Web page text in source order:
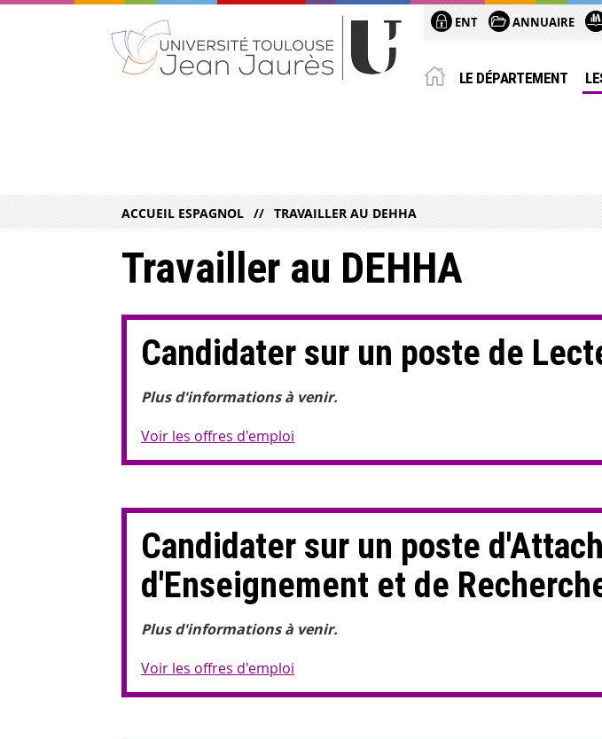
ENT ANNUAIRE
LE DÉPARTEMENT
ACCUEIL ESPAGNOL TRAVAILLER AU DEHHA
Travailler au DEHHA
Candidater sur un poste de
Plus d'informations à venir.
Voir les offres d'emploi
Candidater sur un poste
d'Enseignement et de
Plus d'informations à venir.
Voir les offres d'emploi